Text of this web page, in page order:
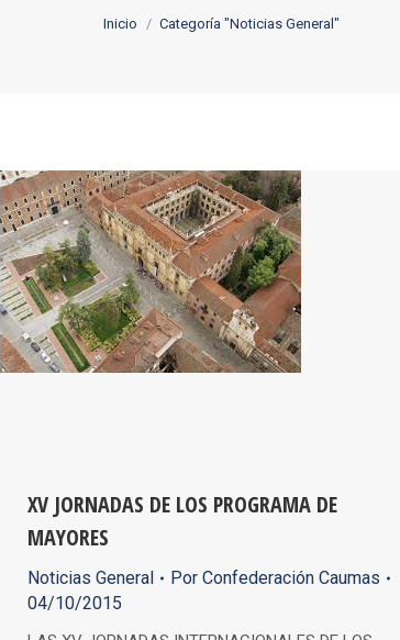
Estás aquí:
Inicio Categoría "Noticias General"
XV JORNADAS DE LOS PROGRAMA DE
MAYORES
Noticias General Por Confederación Caumas
04/10/2015